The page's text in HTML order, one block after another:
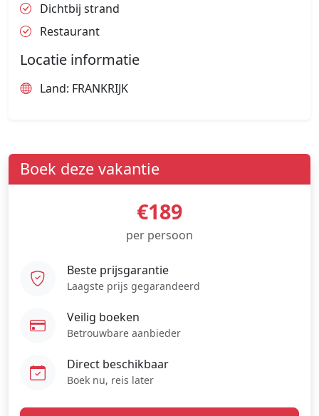
Dichtbij strand
Restaurant
Locatie informatie
Land: FRANKRIJK
Boek deze vakantie
€189
per persoon
Beste prijsgarantie
Laagste prijs gegarandeerd
Veilig boeken
Betrouwbare aanbieder
Direct beschikbaar
Boek nu, reis later